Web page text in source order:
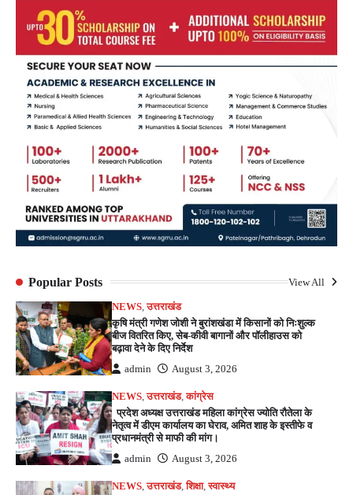
Popular Posts View All
NEWS,उत्तराखंड
कृषि मंत्री गणेश जोशी ने बुरांशखंडा में किसानों को निःशुल्क
बीज वितरित किए, सेब-कीवी बागानों और पॉलीहाउस को
बढ़ावा देने के दिए निर्देश
admin August 3, 2026
NEWS,उत्तराखंड,कांग्रेस
प्रदेश अध्यक्ष उत्तराखंड महिला कांग्रेस ज्योति रौतेला के
नेतृत्व में डीएम कार्यालय का घेराव, अमित शाह के इस्तीफे व
प्रधानमंत्री से माफी की मांग।
admin August 3, 2026
NEWS,उत्तराखंड,शिक्षा,स्वास्थ्य